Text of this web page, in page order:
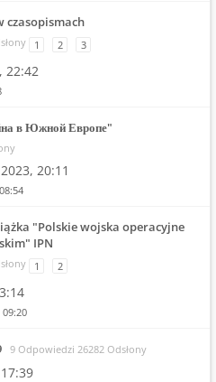
czasopismach
1 2 3
22:42
в Южной Европе"
20:11
"Polskie wojska operacyjne
IPN
1 2
9 Odpowiedzi 26282 Odsłony